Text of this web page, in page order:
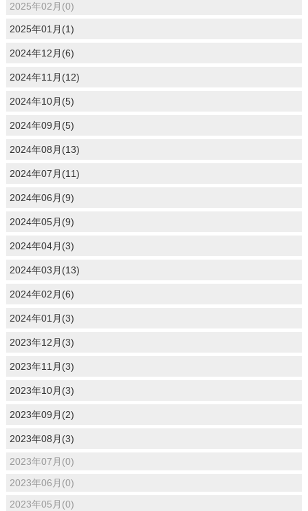
2025年02月(0)
2025年01月(1)
2024年12月(6)
2024年11月(12)
2024年10月(5)
2024年09月(5)
2024年08月(13)
2024年07月(11)
2024年06月(9)
2024年05月(9)
2024年04月(3)
2024年03月(13)
2024年02月(6)
2024年01月(3)
2023年12月(3)
2023年11月(3)
2023年10月(3)
2023年09月(2)
2023年08月(3)
2023年07月(0)
2023年06月(0)
2023年05月(0)